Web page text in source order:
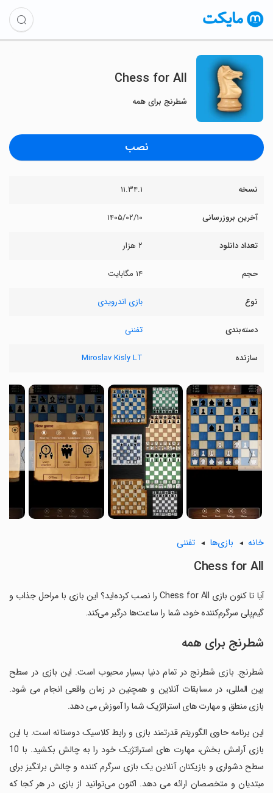
Chess for All
شطرنج برای همه
نصب
نسخه ۱۱.۳۴.۱
آخرین بروزرسانی ۱۴۰۵/۰۲/۱۰
تعداد دانلود ۲ هزار
حجم ۱۴ مگابایت
نوع بازی اندرویدی
دسته‌بندی تفننی
سازنده Miroslav Kisly LT
〈
〉
خانه بازی‌ها تفننی
Chess for All
آیا تا کنون بازی Chess for All را نصب کرده‌اید؟ این بازی با مراحل جذاب و
گیم‌پلی سرگرم‌کننده خود، شما را ساعت‌ها درگیر می‌کند.
شطرنج برای همه
شطرنج. بازی شطرنج در تمام دنیا بسیار محبوب است. این بازی در سطح
بین المللی، در مسابقات آنلاین و همچنین در زمان واقعی انجام می شود.
بازی منطق و مهارت های استراتژیک شما را آموزش می دهد.
‏این برنامه حاوی الگوریتم قدرتمند بازی و رابط کلاسیک دوستانه است. با این
بازی آرامش بخش، مهارت های استراتژیک خود را به چالش بکشید. با 10
سطح دشواری و بازیکنان آنلاین یک بازی سرگرم کننده و چالش برانگیز برای
مبتدیان و متخصصان ارائه می دهد. اکنون می‌توانید از بازی در هر کجا که